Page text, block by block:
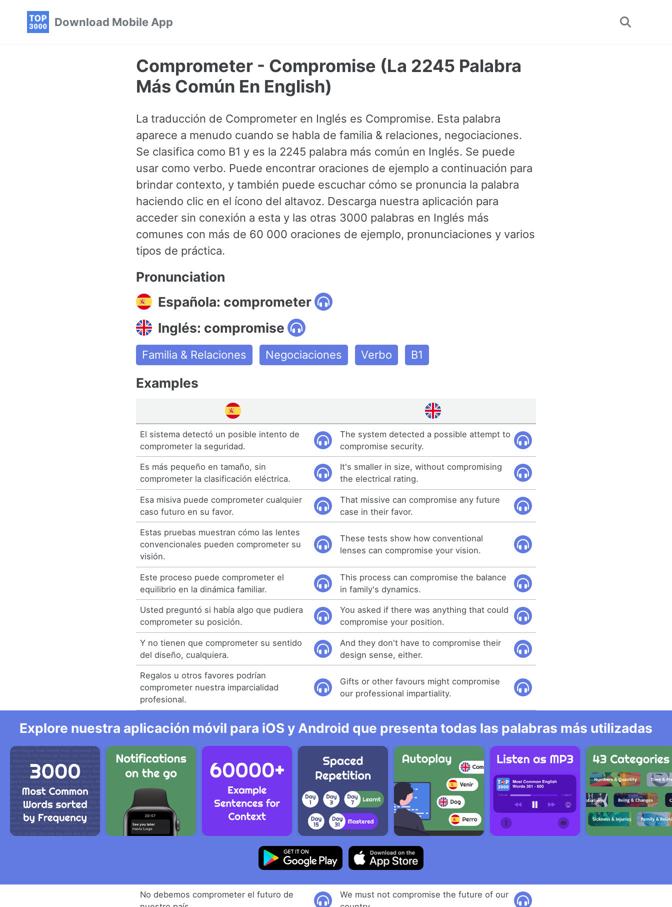
Download Mobile App
Toggle
Comprometer - Compromise (La 2245 Palabra
Más Común En English)
La traducción de Comprometer en Inglés es Compromise. Esta palabra
aparece a menudo cuando se habla de familia & relaciones, negociaciones.
Se clasifica como B1 y es la 2245 palabra más común en Inglés. Se puede
usar como verbo. Puede encontrar oraciones de ejemplo a continuación para
brindar contexto, y también puede escuchar cómo se pronuncia la palabra
haciendo clic en el ícono del altavoz. Descarga nuestra aplicación para
acceder sin conexión a esta y las otras 3000 palabras en Inglés más
comunes con más de 60 000 oraciones de ejemplo, pronunciaciones y varios
tipos de práctica.
Pronunciation
Española: comprometer
Inglés: compromise
Familia & Relaciones Negociaciones Verbo B1
Examples
El sistema detectó un posible intento de
comprometer la seguridad.
The system detected a possible attempt to
compromise security.
Es más pequeño en tamaño, sin
comprometer la clasificación eléctrica.
It's smaller in size, without compromising
the electrical rating.
Esa misiva puede comprometer cualquier
caso futuro en su favor.
That missive can compromise any future
case in their favor.
Estas pruebas muestran cómo las lentes
convencionales pueden comprometer su
visión.
These tests show how conventional
lenses can compromise your vision.
Este proceso puede comprometer el
equilibrio en la dinámica familiar.
This process can compromise the balance
in family's dynamics.
Usted preguntó si había algo que pudiera
comprometer su posición.
You asked if there was anything that could
compromise your position.
Y no tienen que comprometer su sentido
del diseño, cualquiera.
And they don't have to compromise their
design sense, either.
Regalos u otros favores podrían
comprometer nuestra imparcialidad
profesional.
Gifts or other favours might compromise
our professional impartiality.
Explore nuestra aplicación móvil para iOS y Android que presenta todas las palabras más utilizadas
No debemos comprometer el futuro de
We must not compromise the future of our